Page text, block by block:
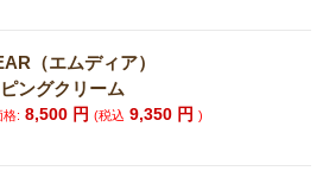
（エムディア）
ングクリーム
格: 8,500 円(税込 9,350 円)